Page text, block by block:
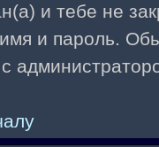
и тебе не
и пароль.
с